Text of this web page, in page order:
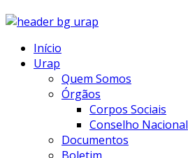
Início
Urap
Quem Somos
Órgãos
Corpos Sociais
Conselho Nacional
Documentos